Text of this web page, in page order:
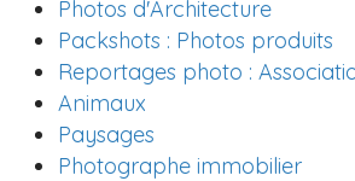
Photos d'Architecture
Packshots : Photos produits
Reportages photo :
Animaux
Paysages
Photographe immobilier